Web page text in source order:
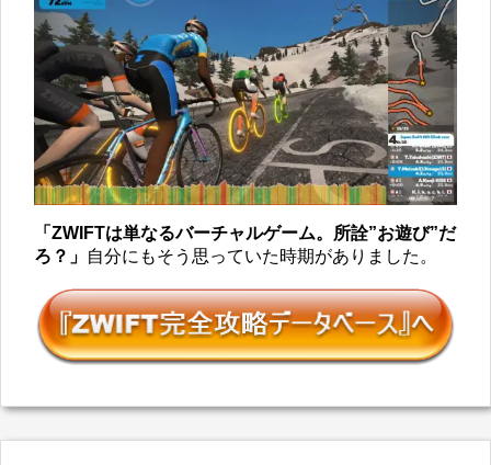
「ZWIFTは単なるバーチャルゲーム。所詮”お遊び”だ
ろ？」 自分にもそう思っていた時期がありました。